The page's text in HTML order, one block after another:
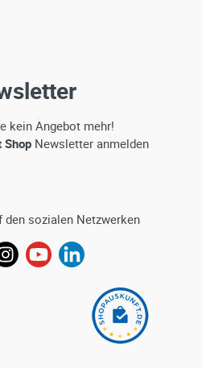
kein Angebot mehr!
Shop Newsletter anmelden
den sozialen Netzwerken